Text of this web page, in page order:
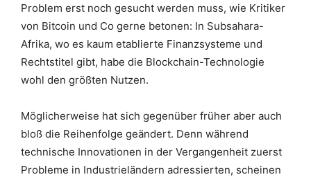
Problem erst noch gesucht werden muss, wie Kritiker
von Bitcoin und Co gerne betonen: In Subsahara-
Afrika, wo es kaum etablierte Finanzsysteme und
Rechtstitel gibt, habe die Blockchain-Technologie
wohl den größten Nutzen.
Möglicherweise hat sich gegenüber früher aber auch
bloß die Reihenfolge geändert. Denn während
technische Innovationen in der Vergangenheit zuerst
Probleme in Industrieländern adressierten, scheinen